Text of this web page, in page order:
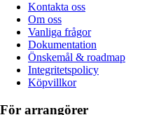
Kontakta oss
Om oss
Vanliga frågor
Dokumentation
Önskemål & roadmap
Integritetspolicy
Köpvillkor
För arrangörer